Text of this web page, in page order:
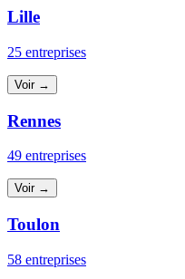
Lille
25 entreprises
Voir →
Rennes
49 entreprises
Voir →
Toulon
58 entreprises